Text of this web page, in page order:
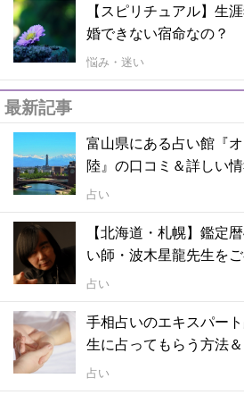
【スピリチュアル】生
婚できない宿命なの？
悩み・迷い
最新記事
富山県にある占い館『
陸』の口コミ＆詳しい
占い
【北海道・札幌】鑑定
い師・波木星龍先生を
占い
手相占いのエキスパー
生に占ってもらう方法＆
占い